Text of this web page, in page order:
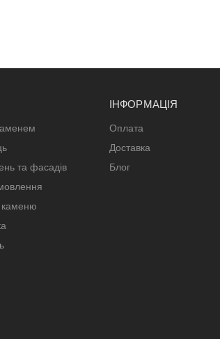
та фасадів
каменю
ІНФОРМАЦІЯ
Оплата
Доставка
Блог